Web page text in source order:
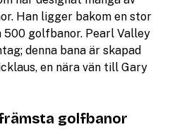
Han ligger bakom en stor
500 golfbanor. Pearl Valley
denna bana är skapad
en nära vän till Gary
golfbanor